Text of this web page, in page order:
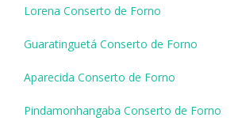
Lorena Conserto de Forno
Guaratinguetá Conserto de Forno
Aparecida Conserto de Forno
Pindamonhangaba Conserto de Forno